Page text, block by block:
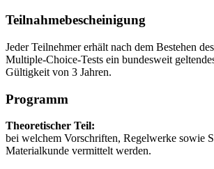
Teilnahmebescheinigung
Jeder Teilnehmer erhält nach dem Bestehen
Multiple-Choice-Tests ein bundesweit
Gültigkeit von 3 Jahren.
Programm
Theoretischer Teil:
bei welchem Vorschriften, Regelwerke sowie
Materialkunde vermittelt werden.